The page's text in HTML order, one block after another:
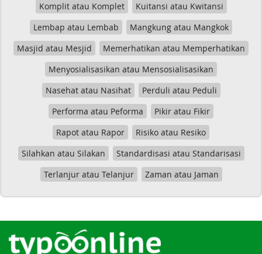
Komplit atau Komplet
Kuitansi atau Kwitansi
Lembap atau Lembab
Mangkung atau Mangkok
Masjid atau Mesjid
Memerhatikan atau Memperhatikan
Menyosialisasikan atau Mensosialisasikan
Nasehat atau Nasihat
Perduli atau Peduli
Performa atau Peforma
Pikir atau Fikir
Rapot atau Rapor
Risiko atau Resiko
Silahkan atau Silakan
Standardisasi atau Standarisasi
Terlanjur atau Telanjur
Zaman atau Jaman